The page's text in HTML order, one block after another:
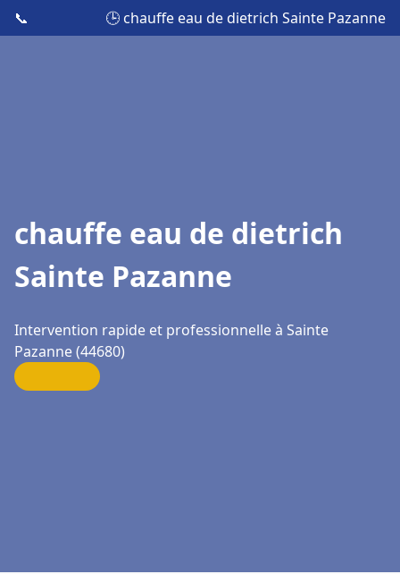
📞 🕒 chauffe eau de dietrich Sainte Pazanne
chauffe eau de dietrich
Sainte Pazanne
Intervention rapide et professionnelle à Sainte
Pazanne (44680)